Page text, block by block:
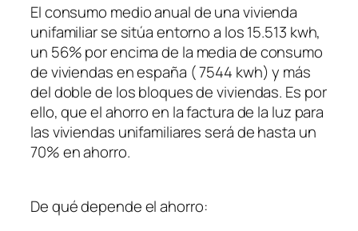
El consumo medio anual de una vivienda
unifamiliar se sitúa entorno a los 15.513 kwh,
un 56% por encima de la media de consumo
de viviendas en españa ( 7544 kwh) y más
del doble de los bloques de viviendas. Es por
ello, que el ahorro en la factura de la luz para
las viviendas unifamiliares será de hasta un
70% en ahorro.
De qué depende el ahorro: